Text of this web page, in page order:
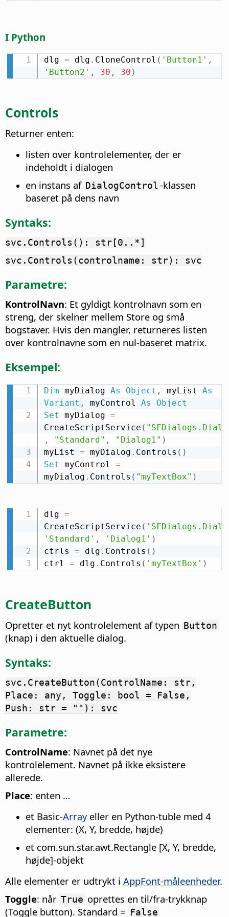
I Python
dlg = dlg . CloneControl ( 'Button1' ,
'Button2' , 30 , 30 )
Controls
Returner enten:
listen over kontrolelementer, der er
indeholdt i dialogen
en instans af DialogControl -klassen
baseret på dens navn
Syntaks:
svc.Controls(): str[0..*]
svc.Controls(controlname: str): svc
Parametre:
KontrolNavn: Et gyldigt kontrolnavn som en
streng, der skelner mellem Store og små
bogstaver. Hvis den mangler, returneres listen
over kontrolnavne som en nul-baseret matrix.
Eksempel:
Dim myDialog As Object , myList As
Variant , myControl As
Object
Set myDialog =
CreateScriptService (
,
"Standard" , "Dialog1" )
myList = myDialog . Controls ( )
Set myControl =
myDialog . Controls ( "myTextBox" )
dlg =
CreateScriptService (
'Standard' , 'Dialog1' )
ctrls = dlg . Controls ( )
ctrl = dlg . Controls ( 'myTextBox' )
CreateButton
Opretter et nyt kontrolelement af typen Button
(knap) i den aktuelle dialog.
Syntaks:
svc.CreateButton(ControlName: str,
Place: any, Toggle: bool = False,
Push: str = ""): svc
Parametre:
ControlName: Navnet på det nye
kontrolelement. Navnet på ikke eksistere
allerede.
Place: enten …
et Basic-Arrayeller en Python-tuble med 4
elementer: (X, Y, bredde, højde)
et com.sun.star.awt.Rectangle [X, Y, bredde,
højde]-objekt
Alle elementer er udtrykt i AppFont-måleenheder.
Toggle: når True oprettes en til/fra-trykknap
(Toggle button). Standard = False